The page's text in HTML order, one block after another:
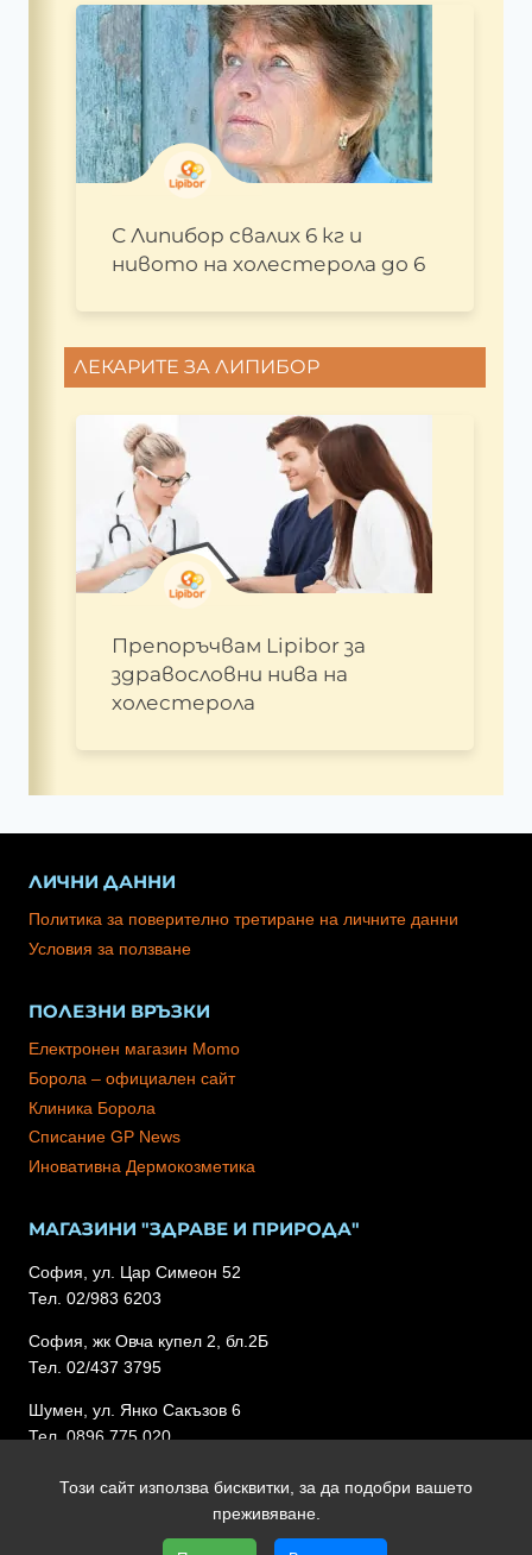
С Липибор свалих 6 кг и
нивото на холестерола до 6
ЛЕКАРИТЕ ЗА ЛИПИБОР
Препоръчвам Lipibor за
здравословни нива на
холестерола
ЛИЧНИ ДАННИ
Политика за поверително третиране на личните данни
Условия за ползване
ПОЛЕЗНИ ВРЪЗКИ
Електронен магазин Momo
Борола – официален сайт
Клиника Борола
Списание GP News
Иновативна Дермокозметика
МАГАЗИНИ "ЗДРАВЕ И ПРИРОДА"
София, ул. Цар Симеон 52
Тел. 02/983 6203
София, жк Овча купел 2, бл.2Б
Тел. 02/437 3795
Шумен, ул. Янко Сакъзов 6
Тел. 0896 775 020
Copyright 2026 Lipibor.com | Всички права запазени | Уеб
Този сайт използва бисквитки, за да подобри вашето
преживяване.